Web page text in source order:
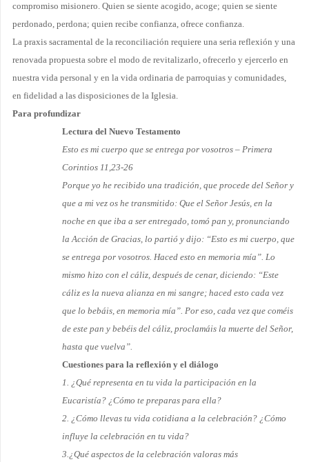
compromiso misionero. Quien se siente acogido, acoge; quien se siente
perdonado, per­dona; quien recibe confianza, ofrece confianza.
La praxis sacramental de la reconciliación requiere una seria reflexión y una
renovada propuesta sobre el modo de revitalizarlo, ofrecerlo y ejercerlo en
nuestra vida personal y en la vida ordinaria de parroquias y comunidades,
en fidelidad a las disposiciones de la Iglesia.
Para profundizar
Lectura del Nuevo Testamento
Esto es mi cuerpo que se entrega por vosotros – Primera
Corintios 11,23-26
Porque yo he recibido una tradición, que procede del Señor y
que a mi vez os he transmitido: Que el Señor Jesús, en la
noche en que iba a ser entregado, tomó pan y, pronunciando
la Acción de Gracias, lo partió y dijo: “Esto es mi cuerpo, que
se entrega por vosotros. Haced esto en memoria mía”. Lo
mismo hizo con el cáliz, después de cenar, di­ciendo: “Este
cáliz es la nueva alianza en mi sangre; haced esto cada vez
que lo bebáis, en memoria mía”. Por eso, cada vez que coméis
de este pan y bebéis del cáliz, proclamáis la muerte del Señor,
hasta que vuelva”.
Cuestiones para la reflexión y el diálogo
1. ¿Qué representa en tu vida la participación en la
Eucaristía? ¿Cómo te preparas para ella?
2. ¿Cómo llevas tu vida cotidiana a la celebración? ¿Cómo
influye la celebración en tu vida?
3.¿Qué aspectos de la celebración valoras más